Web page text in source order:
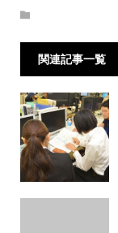
関連記事一覧